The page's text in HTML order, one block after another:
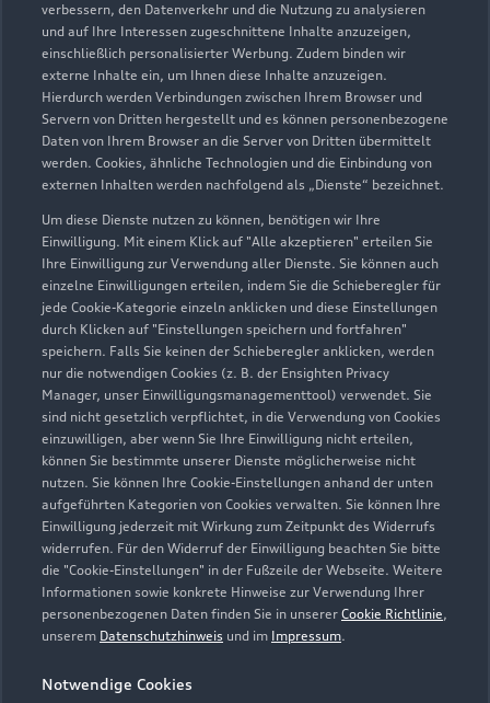
verbessern, den Datenverkehr und die Nutzung zu analysieren
und auf Ihre Interessen zugeschnittene Inhalte anzuzeigen,
einschließlich personalisierter Werbung. Zudem binden wir
externe Inhalte ein, um Ihnen diese Inhalte anzuzeigen.
Hierdurch werden Verbindungen zwischen Ihrem Browser und
Servern von Dritten hergestellt und es können personenbezogene
Daten von Ihrem Browser an die Server von Dritten übermittelt
werden. Cookies, ähnliche Technologien und die Einbindung von
externen Inhalten werden nachfolgend als „Dienste“ bezeichnet.
Um diese Dienste nutzen zu können, benötigen wir Ihre
Einwilligung. Mit einem Klick auf "Alle akzeptieren" erteilen Sie
Ihre Einwilligung zur Verwendung aller Dienste. Sie können auch
einzelne Einwilligungen erteilen, indem Sie die Schieberegler für
jede Cookie-Kategorie einzeln anklicken und diese Einstellungen
durch Klicken auf "Einstellungen speichern und fortfahren"
speichern. Falls Sie keinen der Schieberegler anklicken, werden
nur die notwendigen Cookies (z. B. der Ensighten Privacy
Manager, unser Einwilligungsmanagementtool) verwendet. Sie
sind nicht gesetzlich verpflichtet, in die Verwendung von Cookies
einzuwilligen, aber wenn Sie Ihre Einwilligung nicht erteilen,
können Sie bestimmte unserer Dienste möglicherweise nicht
nutzen. Sie können Ihre Cookie-Einstellungen anhand der unten
aufgeführten Kategorien von Cookies verwalten. Sie können Ihre
Einwilligung jederzeit mit Wirkung zum Zeitpunkt des Widerrufs
widerrufen. Für den Widerruf der Einwilligung beachten Sie bitte
die "Cookie-Einstellungen" in der Fußzeile der Webseite. Weitere
Informationen sowie konkrete Hinweise zur Verwendung Ihrer
personenbezogenen Daten finden Sie in unserer Cookie Richtlinie,
unserem Datenschutzhinweis und im Impressum.
Notwendige Cookies